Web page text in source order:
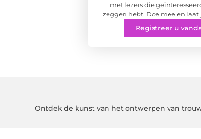
met lezers die
zeggen hebt. Doe mee en
Registreer u
Ontdek de kunst van het ontwerpen van